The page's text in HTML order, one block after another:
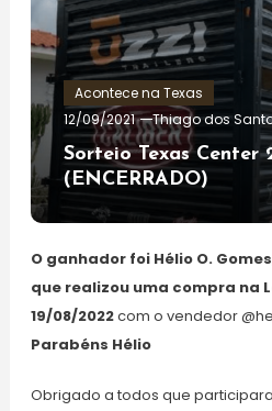
Acontece na Texas
12/09/2021
Thiago dos
Sorteio Texas Center
(ENCERRADO)
O ganhador foi Hélio O.
que realizou uma compra na
19/08/2022com o vendedor
Parabéns Hélio
Obrigado a todos que